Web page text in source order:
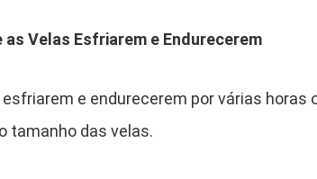
as Velas Esfriarem e Endurecerem
esfriarem e endurecerem por várias horas
tamanho das velas.